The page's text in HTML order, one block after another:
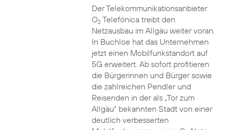
Der Telekommunikationsanbieter
O2Telefónica treibt den
Netzausbau im Allgäu weiter voran.
In Buchloe hat das Unternehmen
jetzt einen Mobilfunkstandort auf
5G erweitert. Ab sofort profitieren
die Bürgerinnen und Bürger sowie
die zahlreichen Pendler und
Reisenden in der als „Tor zum
Allgäu“ bekannten Stadt von einer
deutlich verbesserten